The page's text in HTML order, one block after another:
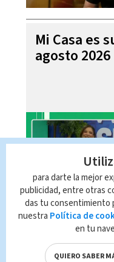
Mi Casa es
agosto 2026
Telediario
Brenes, 07
para darte la mejor
publicidad, entre otras
das tu consentimiento
nuestra Política de
en tu
QUIERO SABER